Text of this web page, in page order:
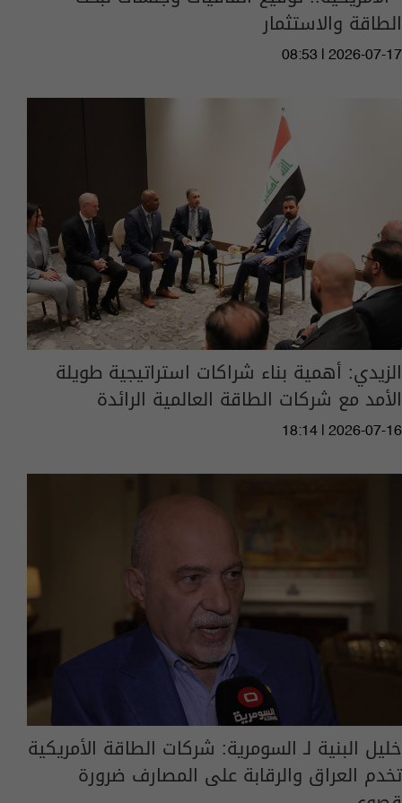
الطاقة والاستثمار
08:53 | 2026-07-17
الزيدي: أهمية بناء شراكات استراتيجية طويلة
الأمد مع شركات الطاقة العالمية الرائدة
18:14 | 2026-07-16
خليل البنية لـ السومرية: شركات الطاقة الأمريكية
تخدم العراق والرقابة على المصارف ضرورة